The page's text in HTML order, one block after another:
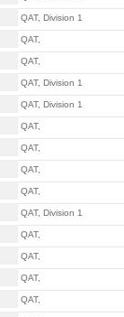
QAT, Division 1
QAT,
QAT,
QAT, Division 1
QAT, Division 1
QAT,
QAT,
QAT,
QAT,
QAT, Division 1
QAT,
QAT,
QAT,
QAT,